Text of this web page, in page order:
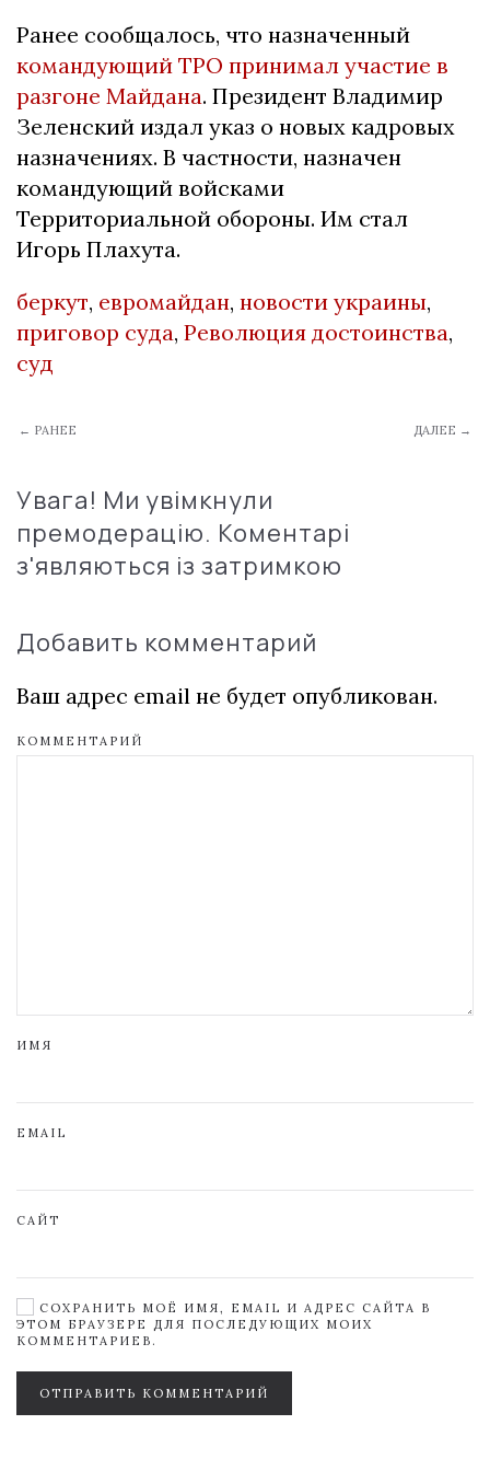
Ранее сообщалось, что назначенный
командующий ТРО принимал участие в
разгоне Майдана. Президент Владимир
Зеленский издал указ о новых кадровых
назначениях. В частности, назначен
командующий войсками
Территориальной обороны. Им стал
Игорь Плахута.
беркут, евромайдан, новости украины,
приговор суда, Революция достоинства,
суд
← РАНЕЕ ДАЛЕЕ →
Увага! Ми увімкнули
премодерацію. Коментарі
з'являються із затримкою
Добавить комментарий
Ваш адрес email не будет опубликован.
КОММЕНТАРИЙ
ИМЯ
EMAIL
САЙТ
СОХРАНИТЬ МОЁ ИМЯ, EMAIL И АДРЕС САЙТА В
ЭТОМ БРАУЗЕРЕ ДЛЯ ПОСЛЕДУЮЩИХ МОИХ
КОММЕНТАРИЕВ.
ОТПРАВИТЬ КОММЕНТАРИЙ